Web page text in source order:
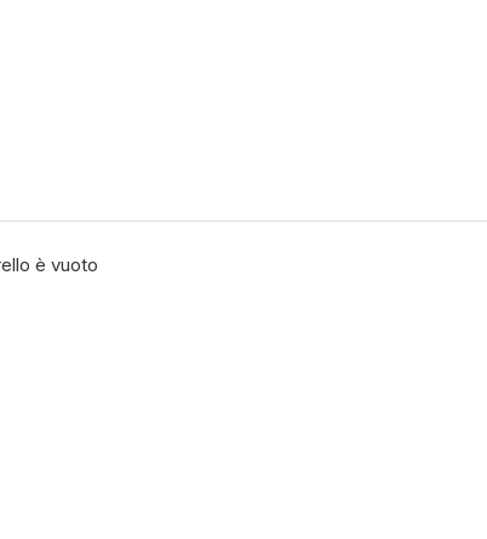
è vuoto